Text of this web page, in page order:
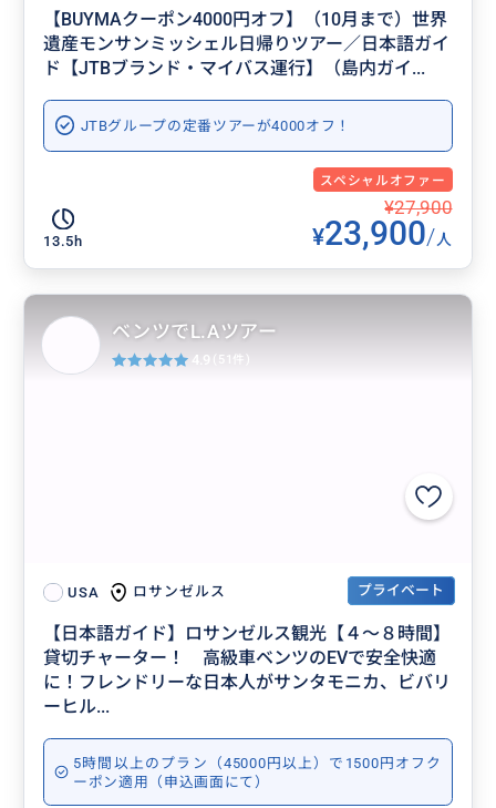
【BUYMAクーポン4000円オフ】（10月まで）世界
遺産モンサンミッシェル日帰りツアー／日本語ガイ
ド【JTBブランド・マイバス運行】（島内ガイ...
JTBグループの定番ツアーが4000オフ！
スペシャルオファー
13.5h
¥27,900
¥23,900/人
USA ロサンゼルス プライベート
【日本語ガイド】ロサンゼルス観光【４〜８時間】
貸切チャーター！ 高級車ベンツのEVで安全快適
に！フレンドリーな日本人がサンタモニカ、ビバリ
ーヒル...
5時間以上のプラン（45000円以上）で1500円オフク
ーポン適用（申込画面にて）
ベンツでL.Aツアー
4.9 (51件)